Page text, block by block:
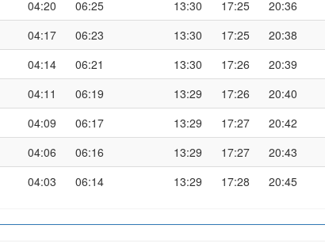
04:20 06:25 13:30 17:25 20:36
04:17 06:23 13:30 17:25 20:38
04:14 06:21 13:30 17:26 20:39
04:11 06:19 13:29 17:26 20:40
04:09 06:17 13:29 17:27 20:42
04:06 06:16 13:29 17:27 20:43
04:03 06:14 13:29 17:28 20:45